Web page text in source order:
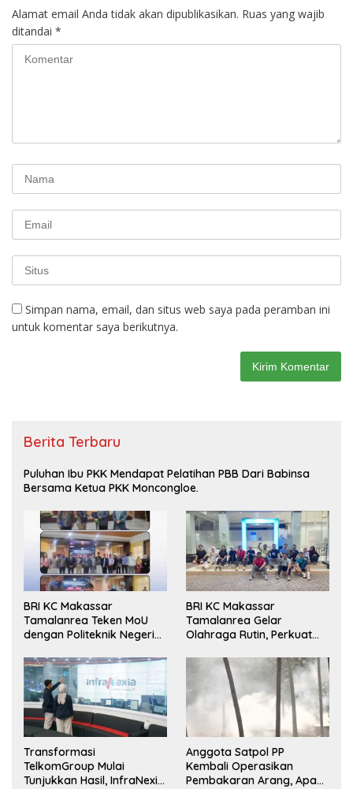
Alamat email Anda tidak akan dipublikasikan. Ruas yang wajib
ditandai *
Simpan nama, email, dan situs web saya pada peramban ini
untuk komentar saya berikutnya.
Berita Terbaru
Puluhan Ibu PKK Mendapat Pelatihan PBB Dari Babinsa
Bersama Ketua PKK Moncongloe.
BRI KC Makassar
Tamalanrea Teken MoU
dengan Politeknik Negeri
Layanan Perbankan
BRI KC Makassar
Tamalanrea Gelar
Olahraga Rutin, Perkuat
Kerja Sehat
Transformasi
TelkomGroup Mulai
Tunjukkan Hasil, InfraNexia
Anggota Satpol PP
Kembali Operasikan
Pembakaran Arang, Apa